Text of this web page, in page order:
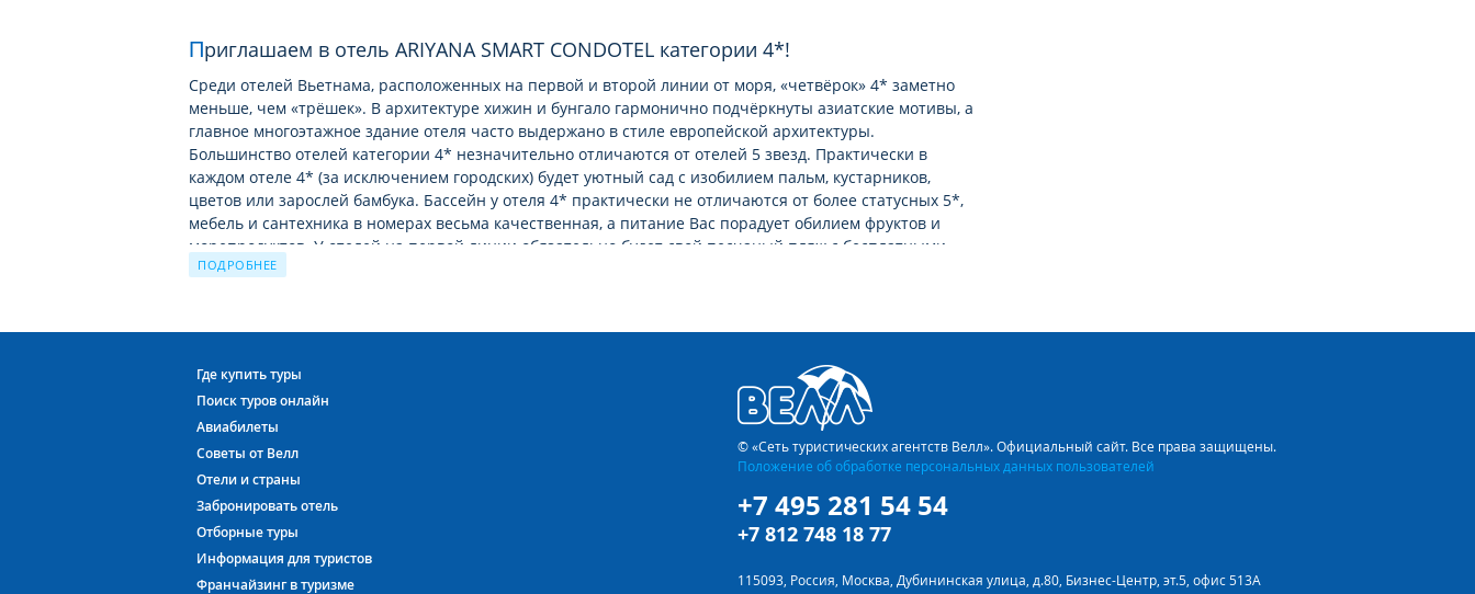
Приглашаем в отель ARIYANA SMART CONDOTEL категории 4*!
Среди отелей Вьетнама, расположенных на первой и второй линии от моря, «четвёрок» 4* заметно
меньше, чем «трёшек». В архитектуре хижин и бунгало гармонично подчёркнуты азиатские мотивы, а
главное многоэтажное здание отеля часто выдержано в стиле европейской архитектуры.
Большинство отелей категории 4* незначительно отличаются от отелей 5 звeзд. Практически в
каждом отеле 4* (за исключением городских) будет уютный сад с изобилием пальм, кустарников,
цветов или зарослей бамбука. Бассейн у отеля 4* практически не отличаются от более статусных 5*,
мебель и сантехника в номерах весьма качественная, а питание Вас порадует обилием фруктов и
морепродуктов. У отелей на первой линии обязательно будет свой песчаный пляж с бесплатными
зонтиками и шезлонгами.
Вьетнамцы понимают это и активно предлагают блюда народов мира. Плов, борщ, пельмени,
сэндвичи, пицца, бургеры, суши – всё, к чему мы привыкли у себя на родине можно без труда найти и
на курортах Вьетнама. Цены в кафе и точках уличного фаст-фуда невероятно низкие от 1 до 2
долларов. Даже в ресторане горячее блюдо с гарниром, мясом или из морепродуктов обойдётся в
скромные 5-6 USD.
Низкие цены характерны не только для питания. Во Вьетнаме одни из самых низких цен за массаж,
дайвинг и аренду лежака/зонтика на пляже. А цены за экскурсии, приобретённые не через
туроператоров, просто невозможно сравнить с европейскими и турецкими ценами.
Юго-восточная экзотика Вьетнама – впечатления на всю жизнь!
ПОДРОБНЕЕ
Где купить туры
Поиск туров онлайн
Авиабилеты
Советы от Велл
Отели и страны
Забронировать отель
Отборные туры
Информация для туристов
Франчайзинг в туризме
© «Сеть туристических агентств Велл». Официальный сайт. Все права защищены.
Положение об обработке персональных данных пользователей
+7 495 281 54 54
+7 812 748 18 77
115093, Россия, Москва, Дубининская улица, д.80, Бизнес-Центр, эт.5, офис 513А